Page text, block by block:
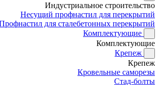
Индустриальное строительство
Несущий профнастил для перекрытий
для сталебетонных перекрытий
Комплектующие
Комплектующие
Крепеж
Крепеж
Кровельные саморезы
Стад-болты